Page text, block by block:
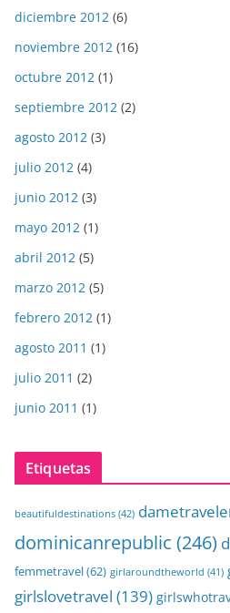
diciembre 2012 (6)
noviembre 2012 (16)
octubre 2012 (1)
septiembre 2012 (2)
agosto 2012 (3)
julio 2012 (4)
junio 2012 (3)
mayo 2012 (1)
abril 2012 (5)
marzo 2012 (5)
febrero 2012 (1)
agosto 2011 (1)
julio 2011 (2)
junio 2011 (1)
Etiquetas
beautifuldestinations (42)
dominicanrepublic (246)
femmetravel(62) girlaroundtheworld (41)
girlslovetravel (139)